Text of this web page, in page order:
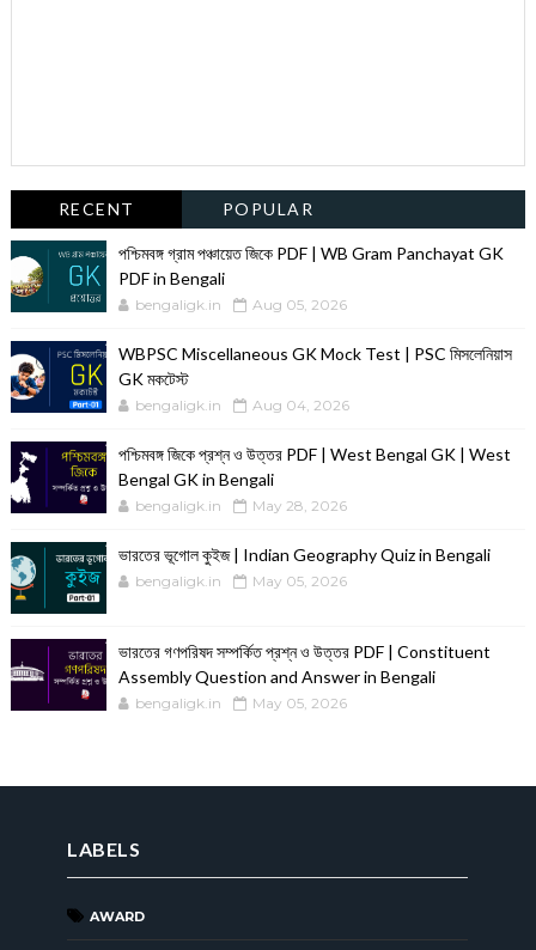
RECENT POPULAR
পশ্চিমবঙ্গ গ্রাম পঞ্চায়েত জিকে PDF | WB Gram Panchayat GK
PDF in Bengali
bengaligk.in Aug 05, 2026
WBPSC Miscellaneous GK Mock Test | PSC মিসলেনিয়াস
GK মকটেস্ট
bengaligk.in Aug 04, 2026
পশ্চিমবঙ্গ জিকে প্রশ্ন ও উত্তর PDF | West Bengal GK | West
Bengal GK in Bengali
bengaligk.in May 28, 2026
ভারতের ভূগোল কুইজ | Indian Geography Quiz in Bengali
bengaligk.in May 05, 2026
ভারতের গণপরিষদ সম্পর্কিত প্রশ্ন ও উত্তর PDF | Constituent
Assembly Question and Answer in Bengali
bengaligk.in May 05, 2026
LABELS
AWARD